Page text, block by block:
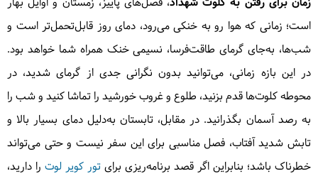
است؛ زمانی که هوا رو به خنکی می‌رود، دمای روز قابل‌تحمل‌تر است و
شب‌ها، به‌جای گرمای طاقت‌فرسا، نسیمی خنک همراه شما خواهد بود.
در این بازه زمانی، می‌توانید بدون نگرانی جدی از گرمای شدید، در
محوطه کلوت‌ها قدم بزنید، طلوع و غروب خورشید را تماشا کنید و شب را
به رصد آسمان بگذرانید. در مقابل، تابستان به‌دلیل دمای بسیار بالا و
تابش شدید آفتاب، فصل مناسبی برای این سفر نیست و حتی می‌تواند
خطرناک باشد؛ بنابراین اگر قصد برنامه‌ریزی برای تور کویر لوت را دارید،